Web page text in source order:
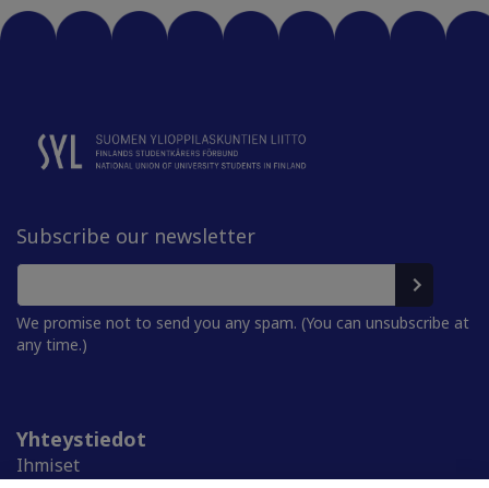
Subscribe our newsletter
We promise not to send you any spam. (You can unsubscribe at
any time.)
Yhteystiedot
Ihmiset